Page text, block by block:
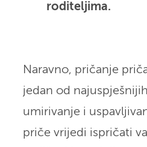
roditeljima.
Naravno, pričanje
jedan od
umirivanje i
priče vrijedi ispričati